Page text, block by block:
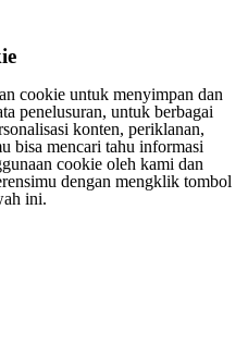
cookie untuk menyimpan dan
penelusuran, untuk berbagai
konten, periklanan,
bisa mencari tahu informasi
cookie oleh kami dan
dengan mengklik tombol
ini.